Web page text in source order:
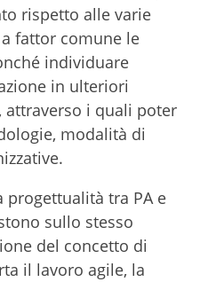
rispetto alle varie
fattor comune le
individuare
in ulteriori
attraverso i quali poter
modalità di
tra PA e
sullo stesso
del concetto di
il lavoro agile, la